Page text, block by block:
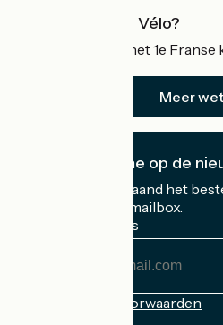
Wat is Accueil Vélo?
Accueil Vélo is het 1e
Meer
Ik abonneer me op de
Ontvang elke maand het
Frankrijk in uw mailbox.
Mijn e-mailadres
Inschrijvingsvoorwaarden